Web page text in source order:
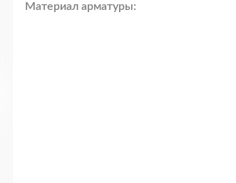
Материал арматуры: